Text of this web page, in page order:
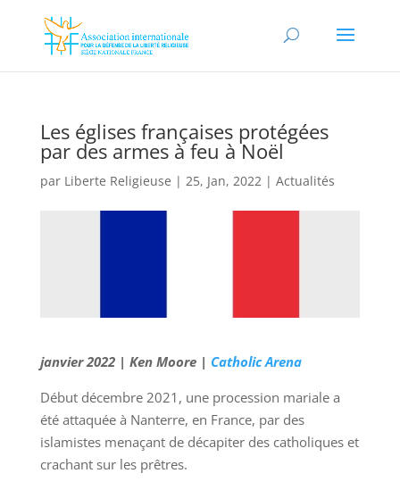
Les églises françaises protégées
par des armes à feu à Noël
par Liberte Religieuse | 25, Jan, 2022| Actualités
janvier 2022 | Ken Moore | Catholic Arena
Début décembre 2021, une procession mariale a
été attaquée à Nanterre, en France, par des
islamistes menaçant de décapiter des catholiques et
crachant sur les prêtres.